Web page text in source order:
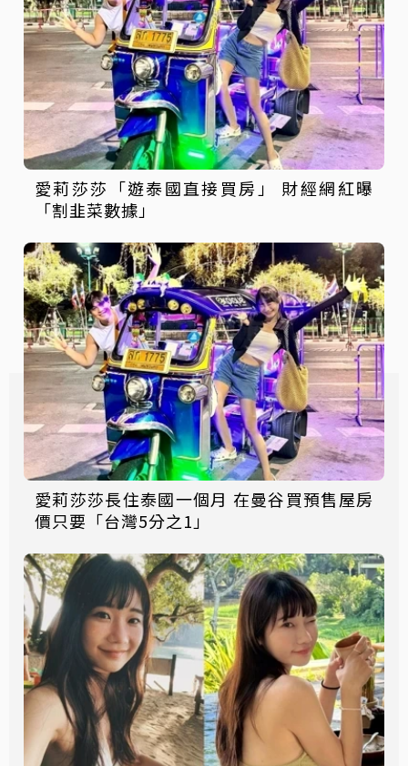
愛莉莎莎「遊泰國直接買房」 財經網紅曝
「割韭菜數據」
愛莉莎莎長住泰國一個月 在曼谷買預售屋房
價只要「台灣5分之1」